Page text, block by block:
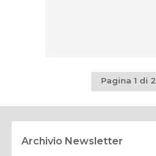
Pagina 1 di 2
Archivio Newsletter